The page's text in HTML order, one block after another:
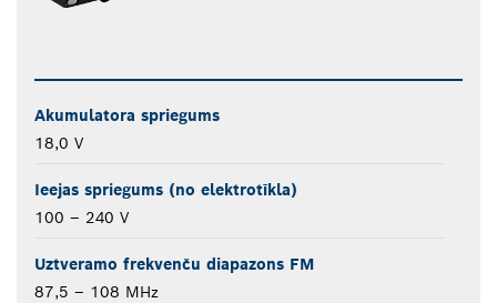
Akumulatora spriegums
18,0 V
Ieejas spriegums (no elektrotīkla)
100 – 240 V
Uztveramo frekvenču diapazons FM
87,5 – 108 MHz